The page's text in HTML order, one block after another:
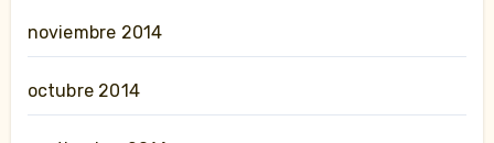
noviembre 2014
octubre 2014